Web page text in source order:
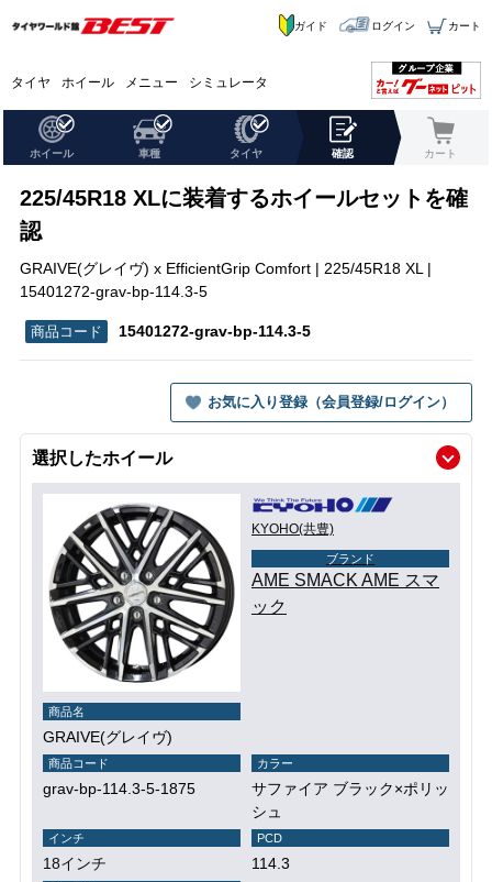
タイヤ ホイール メニュー シミュレータ
ガイド ログイン カート
ホイール 車種 タイヤ 確認 カート
225/45R18 XLに装着するホイールセットを確
認
GRAIVE(グレイヴ) x EfficientGrip Comfort | 225/45R18 XL |
15401272-grav-bp-114.3-5
15401272-grav-bp-114.3-5
お気に入り登録（会員登録/ログイン）
選択したホイール
KYOHO(共豊)
ブランド
AME SMACK AME スマ
ック
商品名
GRAIVE(グレイヴ)
商品コード
grav-bp-114.3-5-1875
カラー
サファイア ブラック×ポリッ
シュ
インチ
18インチ
PCD
114.3